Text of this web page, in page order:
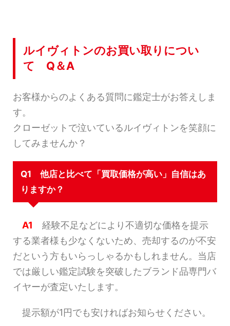
ルイヴィトンのお買い取りについ
て Q＆A
お客様からのよくある質問に鑑定士がお答えしま
す。
クローゼットで泣いているルイヴィトンを笑顔に
してみませんか？
Q1 他店と比べて「買取価格が高い」自信はあ
りますか？
A1 経験不足などにより不適切な価格を提示
する業者様も少なくないため、売却するのが不安
だという方もいらっしゃるかもしれません。当店
では厳しい鑑定試験を突破したブランド品専門バ
イヤーが査定いたします。
提示額が1円でも安ければお知らせください。